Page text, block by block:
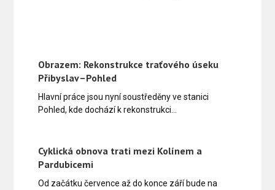
Obrazem: Rekonstrukce traťového úseku
Přibyslav–Pohled
Hlavní práce jsou nyní soustředěny ve stanici
Pohled, kde dochází k rekonstrukci…
Cyklická obnova trati mezi Kolínem a
Pardubicemi
Od začátku července až do konce září bude na